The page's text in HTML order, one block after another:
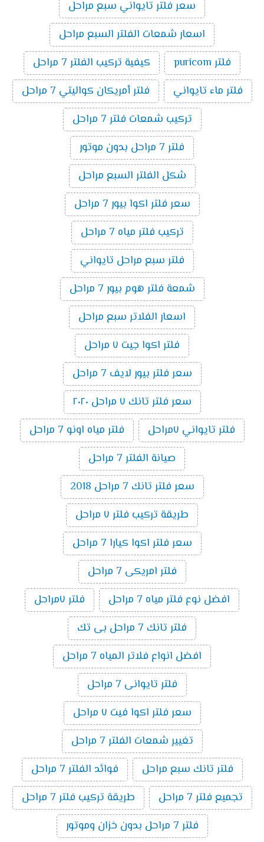
سعر فلتر تايواني سبع مراحل
اسعار شمعات الفلتر السبع مراحل
فلتر puricom
كيفية تركيب الفلتر 7 مراحل
فلتر ماء تايواني
فلتر أمريكان كواليتي 7 مراحل
تركيب شمعات فلتر 7 مراحل
فلتر 7 مراحل بدون موتور
شكل الفلتر السبع مراحل
سعر فلتر اكوا بيور 7 مراحل
تركيب فلتر مياه 7 مراحل
فلتر سبع مراحل تايواني
شمعة فلتر هوم بيور 7 مراحل
اسعار الفلاتر سبع مراحل
فلتر اكوا جيت ٧ مراحل
سعر فلتر بيور لايف 7 مراحل
سعر فلتر تانك ٧ مراحل ٢٠٢٠
فلتر تايواني ٧مراحل
فلتر مياه اونو 7 مراحل
صيانة الفلتر 7 مراحل
سعر فلتر تانك 7 مراحل 2018
طريقة تركيب فلتر ٧ مراحل
سعر فلتر اكوا كيارا 7 مراحل
فلتر امريكى 7 مراحل
افضل نوع فلتر مياه 7 مراحل
فلتر ٧مراحل
فلتر تانك 7 مراحل بى تك
افضل انواع فلاتر المياه 7 مراحل
فلتر تايوانى 7 مراحل
سعر فلتر اكوا فيت ٧ مراحل
تغيير شمعات الفلتر 7 مراحل
فلتر تانك سبع مراحل
فوائد الفلتر 7 مراحل
تجميع فلتر 7 مراحل
طريقة تركيب فلتر 7 مراحل
فلتر 7 مراحل بدون خزان وموتور